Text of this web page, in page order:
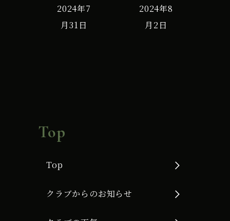
2024年7
月31日
2024年8
月2日
Top
Top
クラブからのお知らせ